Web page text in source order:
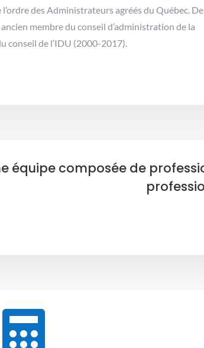
l’ordre des Administrateurs agréés du Québec. De
membre du conseil d’administration de la
conseil de l’IDU (2000-2017).
équipe composée de